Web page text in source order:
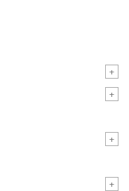
+
+
+
+